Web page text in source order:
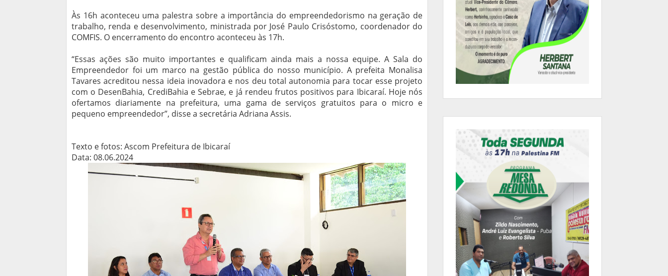
Às 16h aconteceu uma palestra sobre a importância do empreendedorismo na geração de
trabalho, renda e desenvolvimento, ministrada por José Paulo Crisóstomo, coordenador do
COMFIS. O encerramento do encontro aconteceu às 17h.
“Essas ações são muito importantes e qualificam ainda mais a nossa equipe. A Sala do
Empreendedor foi um marco na gestão pública do nosso município. A prefeita Monalisa
Tavares acreditou nessa ideia inovadora e nos deu total autonomia para tocar esse projeto
com o DesenBahia, CrediBahia e Sebrae, e já rendeu frutos positivos para Ibicaraí. Hoje nós
ofertamos diariamente na prefeitura, uma gama de serviços gratuitos para o micro e
pequeno empreendedor”, disse a secretária Adriana Assis.
Texto e fotos: Ascom Prefeitura de Ibicaraí
Data: 08.06.2024